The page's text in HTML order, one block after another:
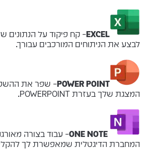
EXCEL
לבצע את הניתוחים המורכבים עבורך.
POWER POINT– שפר את
המצגת שלך בעזרת POWERPOINT.
ONE NOTE
המחברת הדיגטלית שמאפשרת לך